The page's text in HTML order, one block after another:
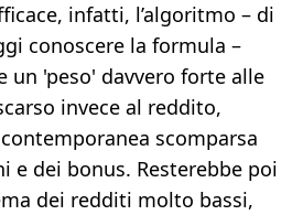
infatti, l’algoritmo – di
conoscere la formula –
un 'peso' davvero forte alle
invece al reddito,
scomparsa
e dei bonus. Resterebbe poi
dei redditi molto bassi,